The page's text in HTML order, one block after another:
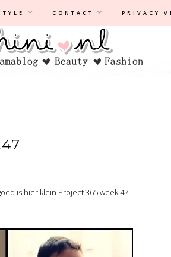
CONTACT PRIVACY
|Disclaimer
is hier klein Project 365 week 47.